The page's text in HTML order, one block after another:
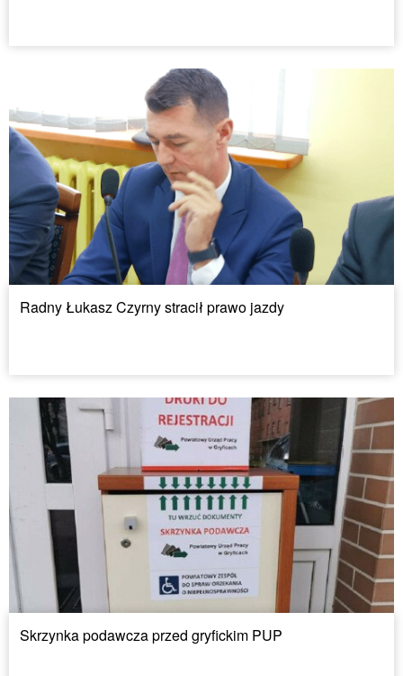
Radny Łukasz Czyrny stracił prawo jazdy
Skrzynka podawcza przed gryfickim PUP